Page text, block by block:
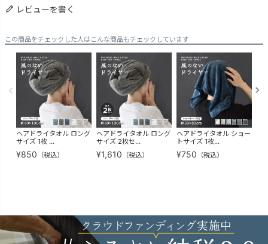
レビューを書く
この商品をチェックした人はこんな商品もチェックしています
ヘアドライタオル ロング
サイズ 1枚 ...
¥850 （税込）
ヘアドライタオル ロング
サイズ 2枚セ...
¥1,610 （税込）
ヘアドライタオル ショー
トサイズ 1枚...
¥750 （税込）